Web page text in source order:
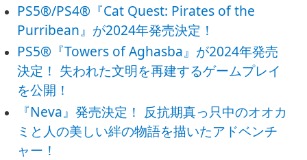
PS5®/PS4®『Cat Quest: Pirates of the
Purribean』が2024年発売決定！
PS5®『Towers of Aghasba』が2024年発売
決定！ 失われた文明を再建するゲームプレイ
を公開！
『Neva』発売決定！ 反抗期真っ只中のオオカ
ミと人の美しい絆の物語を描いたアドベンチ
ャー！